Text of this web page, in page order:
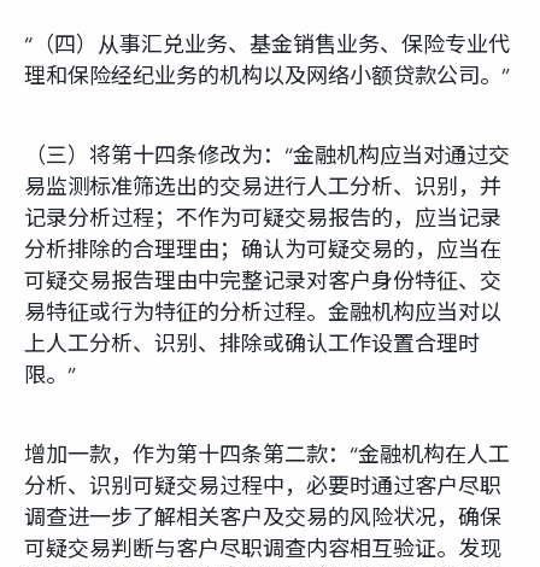
“（四）从事汇兑业务、基金销售业务、保险专业代
理和保险经纪业务的机构以及网络小额贷款公司。”
（三）将第十四条修改为：“金融机构应当对通过交
易监测标准筛选出的交易进行人工分析、识别，并
记录分析过程；不作为可疑交易报告的，应当记录
分析排除的合理理由；确认为可疑交易的，应当在
可疑交易报告理由中完整记录对客户身份特征、交
易特征或行为特征的分析过程。金融机构应当对以
上人工分析、识别、排除或确认工作设置合理时
限。”
增加一款，作为第十四条第二款：“金融机构在人工
分析、识别可疑交易过程中，必要时通过客户尽职
调查进一步了解相关客户及交易的风险状况，确保
可疑交易判断与客户尽职调查内容相互验证。发现